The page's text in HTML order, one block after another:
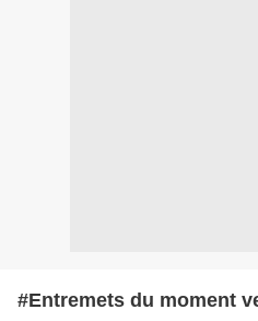
#Entremets du moment